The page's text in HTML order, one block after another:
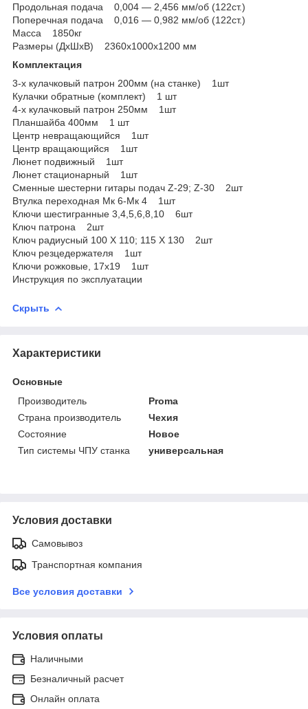
Продольная подача 0,004 — 2,456 мм/об (122cт.)
Поперечная подача 0,016 — 0,982 мм/об (122ст.)
Масса 1850кг
Размеры (ДхШхВ) 2360х1000х1200 мм
Комплектация
3-х кулачковый патрон 200мм (на станке) 1шт
Кулачки обратные (комплект) 1 шт
4-х кулачковый патрон 250мм 1шт
Планшайба 400мм 1 шт
Центр невращающийся 1шт
Центр вращающийся 1шт
Люнет подвижный 1шт
Люнет стационарный 1шт
Сменные шестерни гитары подач Z-29; Z-30 2шт
Втулка переходная Мк 6-Мк 4 1шт
Ключи шестигранные 3,4,5,6,8,10 6шт
Ключ патрона 2шт
Ключ радиусный 100 Х 110; 115 Х 130 2шт
Ключ резцедержателя 1шт
Ключи рожковые, 17х19 1шт
Инструкция по эксплуатации
Скрыть
Характеристики
Основные
Производитель
Proma
Страна производитель
Чехия
Состояние
Новое
Тип системы ЧПУ станка
универсальная
Условия доставки
Самовывоз
Транспортная компания
Все условия доставки
Условия оплаты
Наличными
Безналичный расчет
Онлайн оплата